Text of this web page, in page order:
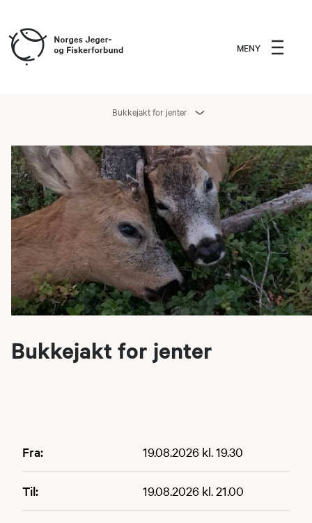
MENY
Bukkejakt for jenter
Bukkejakt for jenter
Fra: 19.08.2026 kl. 19.30
Til: 19.08.2026 kl. 21.00